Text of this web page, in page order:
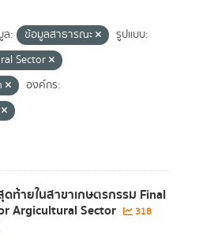
ล: ข้อมูลสาธารณะ
รูปแบบ:
Sector
องค์กร:
ท้ายในสาขาเกษตรกรรม Final
Argicultural Sector
318